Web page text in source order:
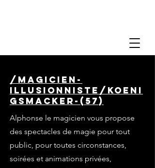
/magicien-
illusionniste/koeni
gsmacker-(57)
Alphonse le magicien vous propose
des spectacles de magie pour tout
public, pour toutes circonstances,
soirées et animations privées,